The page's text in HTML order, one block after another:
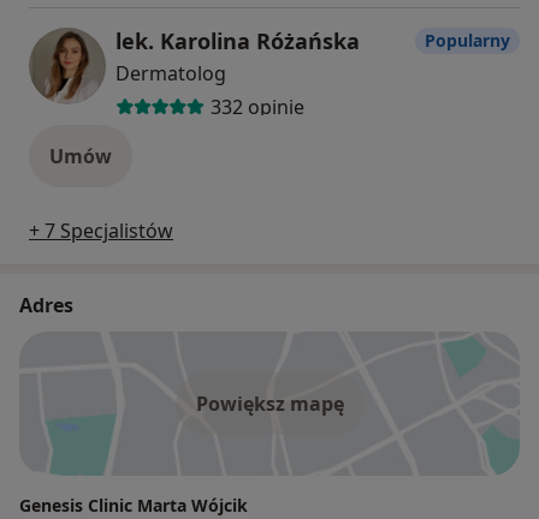
lek. Karolina Różańska
Dermatolog
332 opinie
Popularny
Umów
+ 7 Specjalistów
Adres
Powiększ mapę
Genesis Clinic Marta Wójcik